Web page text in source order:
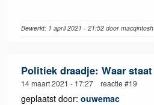
Bewerkt: 1 april 2021 - 21:52 door macqintosh
Politiek draadje: Waar
14 maart 2021 - 17:27 reactie #19
geplaatst door: ouwemac